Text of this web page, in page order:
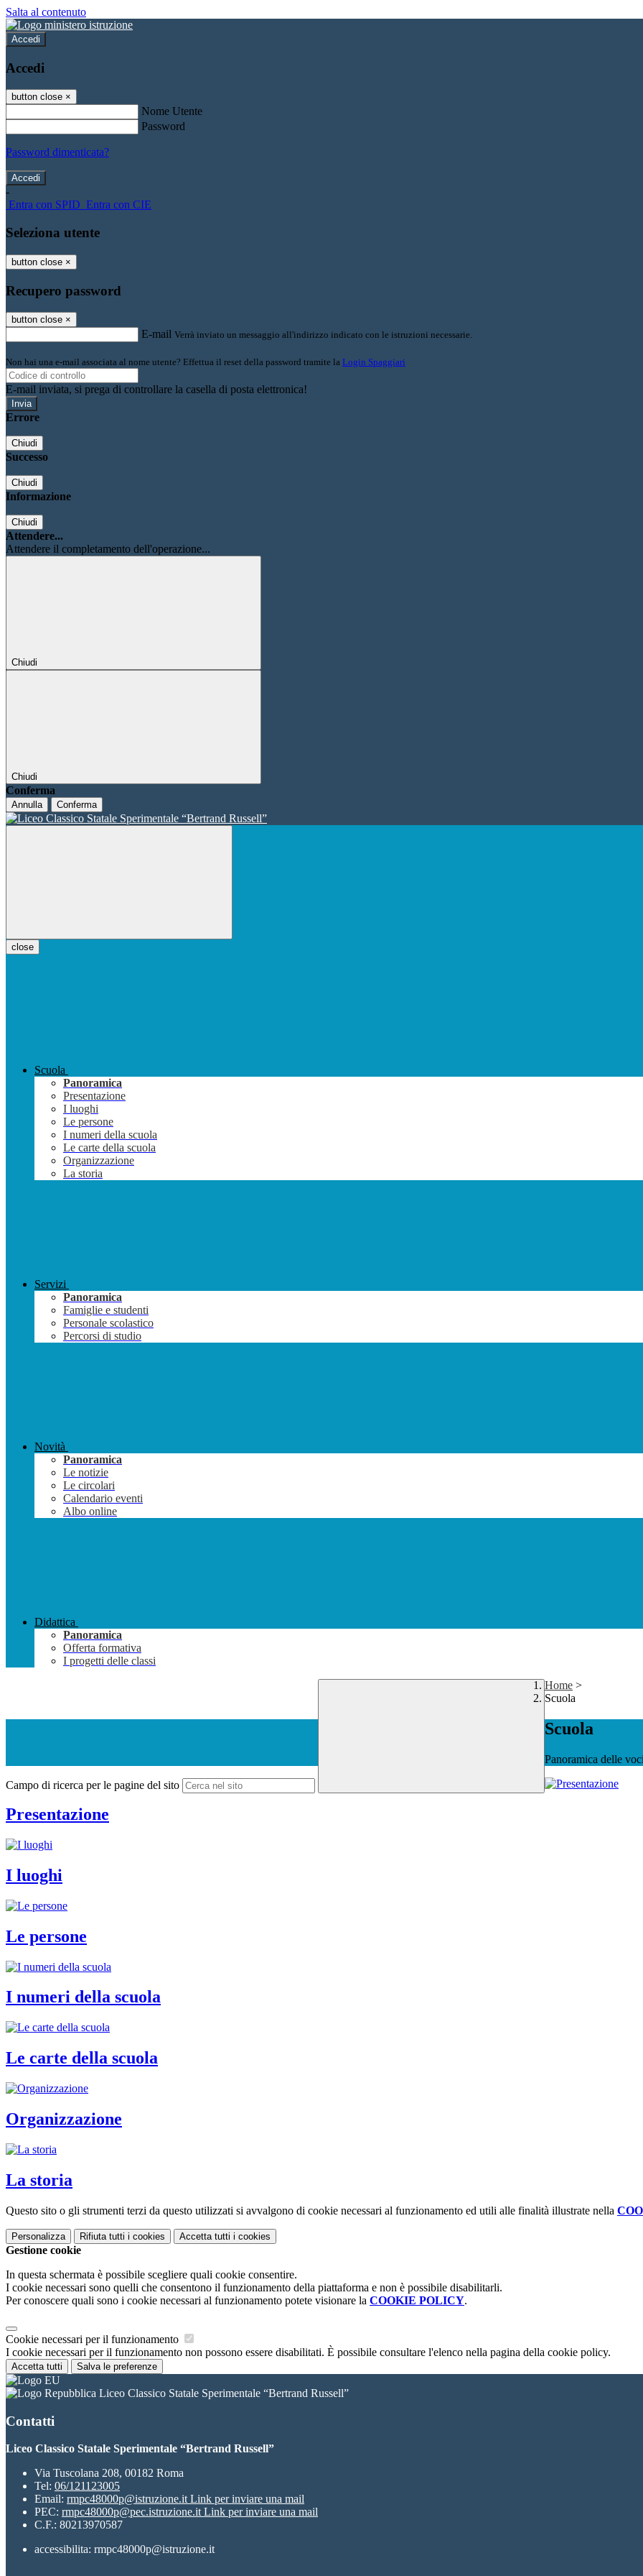
Salta al contenuto
Accedi
Accedi
button close ×
Nome Utente
Password
Password dimenticata?
-
Entra con SPID Entra con CIE
Seleziona utente
button close ×
Recupero password
button close ×
E-mail Verrà inviato un messaggio all'indirizzo indicato con le istruzioni necessarie.
Non hai una e-mail associata al nome utente? Effettua il reset della password tramite la Login Spaggiari
E-mail inviata, si prega di controllare la casella di posta elettronica!
Errore
Chiudi
Successo
Chiudi
Informazione
Chiudi
Attendere...
Attendere il completamento dell'operazione...
Chiudi
Chiudi
Conferma
Annulla Conferma
close
Scuola
Panoramica
Presentazione
I luoghi
Le persone
I numeri della scuola
Le carte della scuola
Organizzazione
La storia
Servizi
Panoramica
Famiglie e studenti
Personale scolastico
Percorsi di studio
Novità
Panoramica
Le notizie
Le circolari
Calendario eventi
Albo online
Didattica
Panoramica
Offerta formativa
I progetti delle classi
Campo di ricerca per le pagine del sito
Home >
Scuola
Scuola
Panoramica delle
Presentazione
I luoghi
Le persone
I numeri della scuola
Le carte della scuola
Organizzazione
La storia
Questo sito o gli strumenti terzi da questo utilizzati si avvalgono di cookie necessari al funzionamento ed utili alle finalità illustrate nella
Personalizza Rifiuta tutti i cookies Accetta tutti i cookies
Gestione cookie
In questa schermata è possibile scegliere quali cookie consentire.
I cookie necessari sono quelli che consentono il funzionamento della piattaforma e non è possibile disabilitarli.
Per conoscere quali sono i cookie necessari al funzionamento potete visionare la COOKIE POLICY.
Cookie necessari per il funzionamento
I cookie necessari per il funzionamento non possono essere disabilitati. È possibile consultare l'elenco nella pagina della cookie policy.
Accetta tutti Salva le preferenze
Liceo Classico Statale Sperimentale “Bertrand Russell”
Contatti
Liceo Classico Statale Sperimentale “Bertrand Russell”
Via Tuscolana 208, 00182 Roma
Tel: 06/121123005
Email: rmpc48000p@istruzione.it Link per inviare una mail
PEC: rmpc48000p@pec.istruzione.it Link per inviare una mail
C.F.: 80213970587
accessibilita: rmpc48000p@istruzione.it